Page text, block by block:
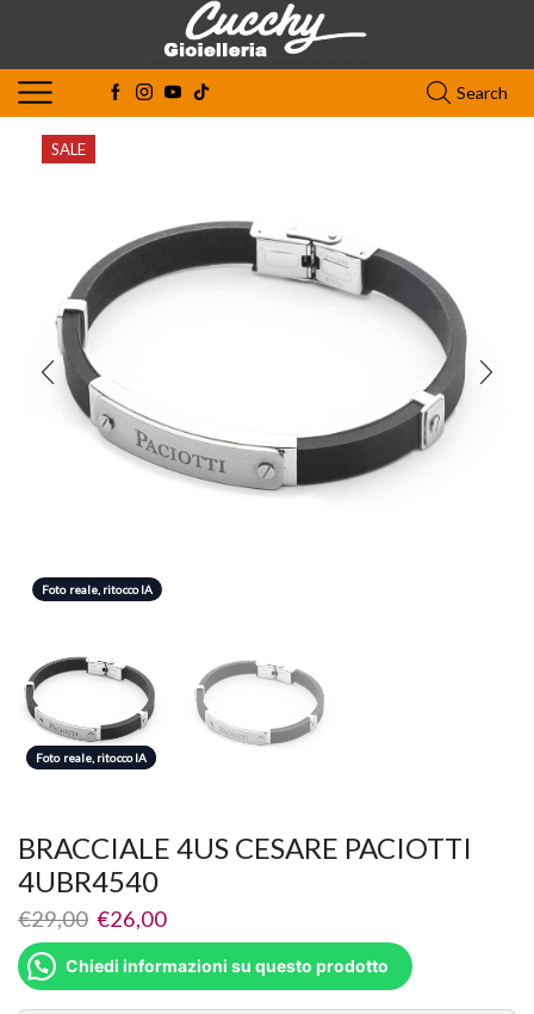
Search
SALE
Foto reale, ritocco IA
Foto reale, ritocco IA
Foto reale, ritocco IA
BRACCIALE 4US CESARE PACIOTTI
4UBR4540
€29,00 €26,00
Chiedi informazioni su questo prodotto